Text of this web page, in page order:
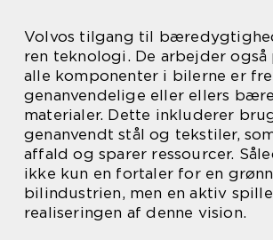
Volvos tilgang til
ren teknologi. De arbejder også
alle komponenter i bilerne er
genanvendelige eller ellers
materialer. Dette inkluderer
genanvendt stål og tekstiler,
affald og sparer ressourcer.
ikke kun en fortaler for en
bilindustrien, men en aktiv
realiseringen af denne vision.